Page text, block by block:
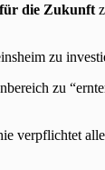
die Zukunft
zu
zu
verpflichtet